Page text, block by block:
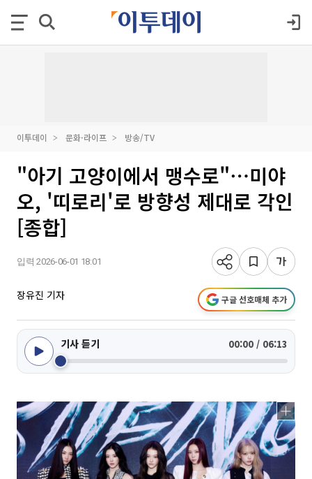
이투데이 문화·라이프 방송/TV
"아기 고양이에서 맹수로"⋯미야
오, '띠로리'로 방향성 제대로 각인
[종합]
입력 2026-06-01 18:01
장유진 기자 구글 선호매체 추가
기사 듣기 00:00 / 06:13